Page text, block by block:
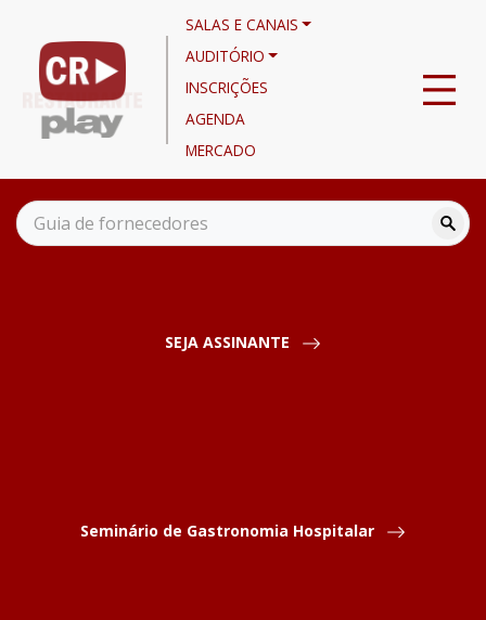
SALAS E CANAIS
AUDITÓRIO
INSCRIÇÕES
AGENDA
MERCADO
SEJA ASSINANTE
Seminário de Gastronomia Hospitalar
Canais
Noticiário